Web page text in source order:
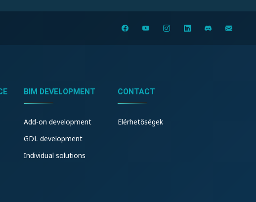
BIM DEVELOPMENT
Add-on development
GDL development
Individual solutions
CONTACT
Elérhetőségek